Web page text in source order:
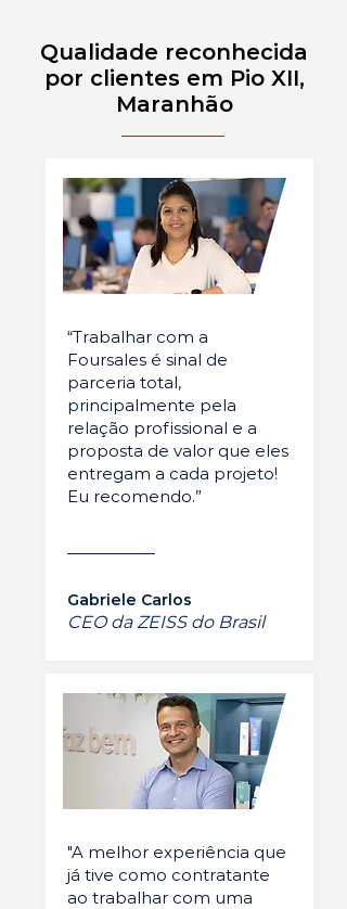
Qualidade reconhecida
por clientes em Pio XII,
Maranhão
“Trabalhar com a
Foursales é sinal de
parceria total,
principalmente pela
relação profissional e a
proposta de valor que eles
entregam a cada projeto!
Eu recomendo.”
Gabriele Carlos
CEO da ZEISS do Brasil
"A melhor experiência que
já tive como contratante
ao trabalhar com uma